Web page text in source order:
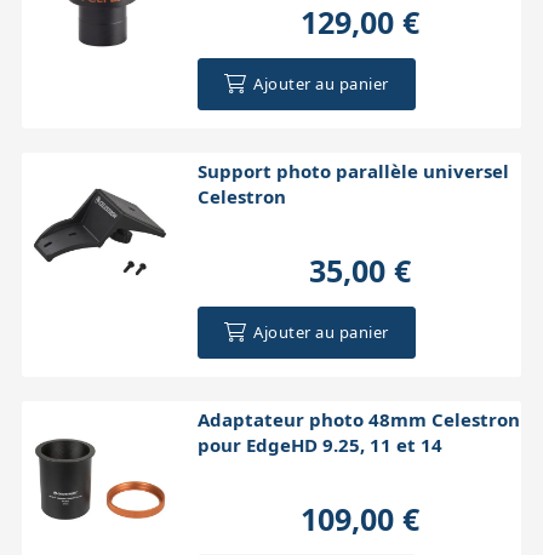
129,00 €
Ajouter au panier
Support photo parallèle universel
Celestron
35,00 €
Ajouter au panier
Adaptateur photo 48mm Celestron
pour EdgeHD 9.25, 11 et 14
109,00 €